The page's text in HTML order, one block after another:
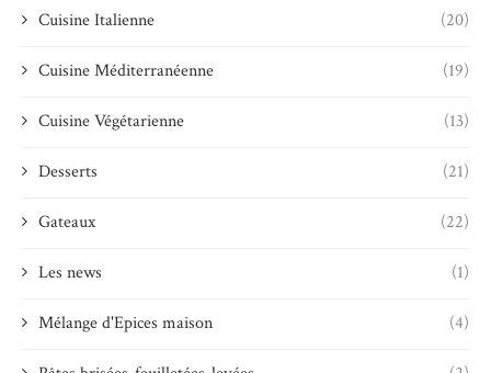
Cuisine Italienne (20)
Cuisine Méditerranéenne (19)
Cuisine Végétarienne (13)
Desserts (21)
Gateaux (22)
Les news (1)
Mélange d'Epices maison (4)